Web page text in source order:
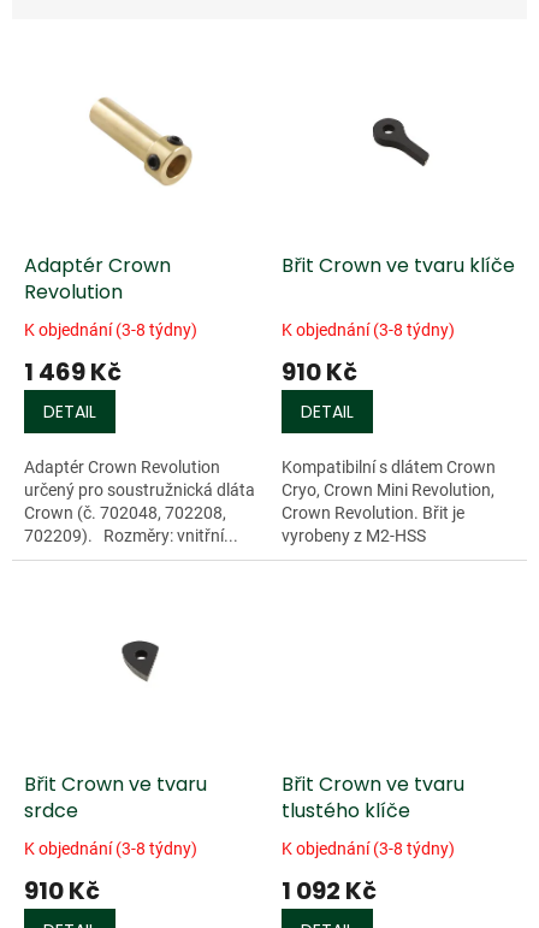
dAdaptér Crown
Revolution
K objednání (3-8 týdny)
1 469 Kč
DETAIL
Adaptér Crown Revolution
určený pro soustružnická dláta
Crown (č. 702048, 702208,
702209). Rozměry: vnitřní...
Břit Crown ve tvaru klíče
K objednání (3-8 týdny)
910 Kč
DETAIL
Kompatibilní s dlátem Crown
Cryo, Crown Mini Revolution,
Crown Revolution. Břit je
vyrobeny z M2-HSS
(kryogenní) oceli.
Břit Crown ve tvaru
srdce
K objednání (3-8 týdny)
910 Kč
Břit Crown ve tvaru
tlustého klíče
K objednání (3-8 týdny)
1 092 Kč